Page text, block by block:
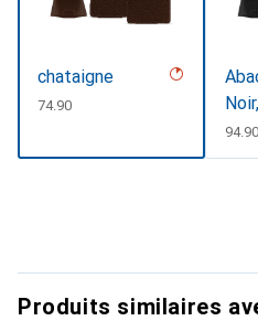
chataigne
CHF
74.90
CHF
94.90
Produits similaires